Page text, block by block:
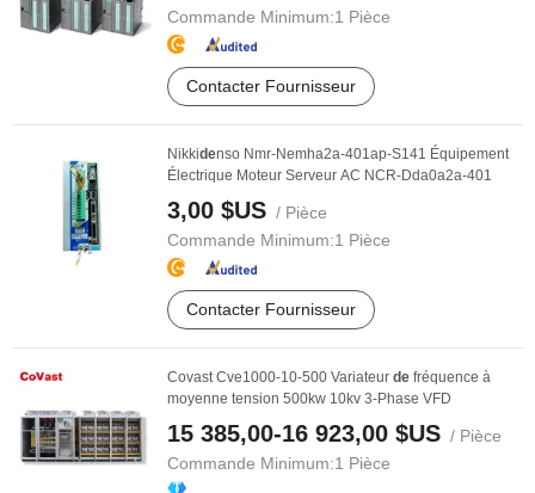
Commande Minimum:1 Pièce
Contacter Fournisseur
Nikkidenso Nmr-Nemha2a-401ap-S141 Équipement
Électrique Moteur Serveur AC NCR-Dda0a2a-401
3,00 $US / Pièce
Commande Minimum:1 Pièce
Contacter Fournisseur
Covast Cve1000-10-500 Variateur de fréquence à
moyenne tension 500kw 10kv 3-Phase VFD
15 385,00-16 923,00 $US / Pièce
Commande Minimum:1 Pièce